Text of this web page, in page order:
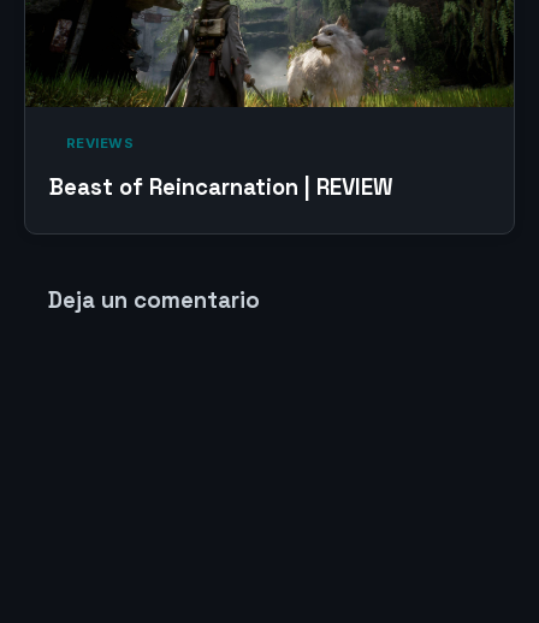
‎ REVIEWS‎
Beast of Reincarnation | REVIEW
Deja un comentario